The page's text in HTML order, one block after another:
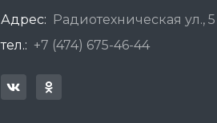
Адрес:
Радиотехническая ул., 5
тел.: +7 (474) 675-46-44